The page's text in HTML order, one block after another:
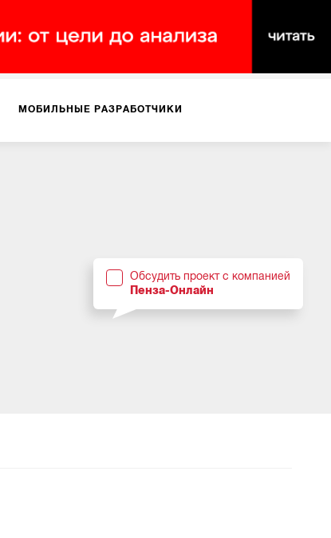
МОБИЛЬНЫЕ РАЗРАБОТЧИКИ
Обсудить проект с компанией
Пенза-Онлайн